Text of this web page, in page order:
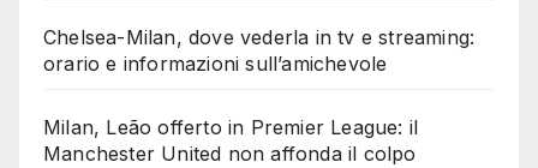
Chelsea-Milan, dove vederla in tv e streaming:
orario e informazioni sull’amichevole
Milan, Leão offerto in Premier League: il
Manchester United non affonda il colpo